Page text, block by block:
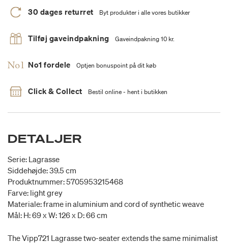
30 dages returret Byt produkter i alle vores butikker
Tilføj gaveindpakning Gaveindpakning 10 kr.
No1 fordele Optjen bonuspoint på dit køb
Click & Collect Bestil online - hent i butikken
DETALJER
Serie: Lagrasse
Siddehøjde: 39.5 cm
Produktnummer: 5705953215468
Farve: light grey
Materiale: frame in aluminium and cord of synthetic weave
Mål: H: 69 x W: 126 x D: 66 cm
The Vipp721 Lagrasse two-seater extends the same minimalist